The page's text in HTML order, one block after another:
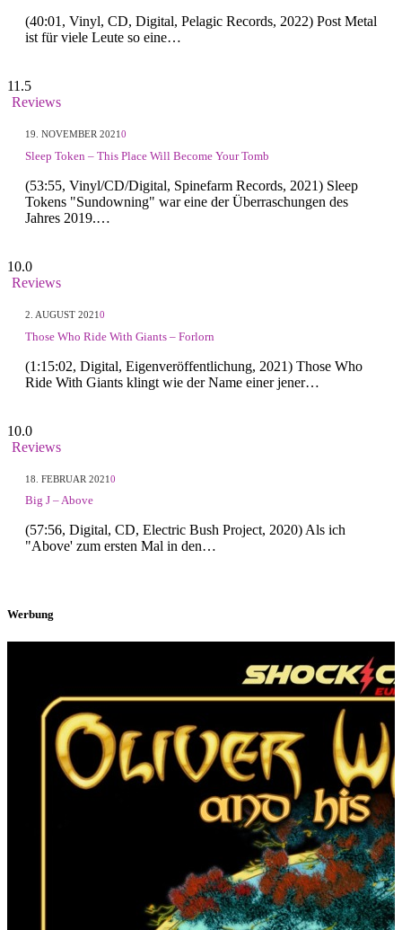
(40:01, Vinyl, CD, Digital, Pelagic Records, 2022) Post Metal
ist für viele Leute so eine…
11.5
Reviews
19. NOVEMBER 20210
Sleep Token – This Place Will Become Your Tomb
(53:55, Vinyl/CD/Digital, Spinefarm Records, 2021) Sleep
Tokens "Sundowning" war eine der Überraschungen des
Jahres 2019.…
10.0
Reviews
2. AUGUST 20210
Those Who Ride With Giants – Forlorn
(1:15:02, Digital, Eigenveröffentlichung, 2021) Those Who
Ride With Giants klingt wie der Name einer jener…
10.0
Reviews
18. FEBRUAR 20210
Big J – Above
(57:56, Digital, CD, Electric Bush Project, 2020) Als ich
"Above' zum ersten Mal in den…
Werbung